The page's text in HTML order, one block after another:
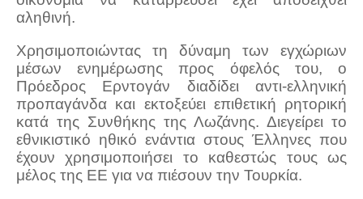
αληθινή.
Χρησιμοποιώντας τη δύναμη των εγχώριων
μέσων ενημέρωσης προς όφελός του, ο
Πρόεδρος Ερντογάν διαδίδει αντι-ελληνική
προπαγάνδα και εκτοξεύει επιθετική ρητορική
κατά της Συνθήκης της Λωζάνης. Διεγείρει το
εθνικιστικό ηθικό ενάντια στους Έλληνες που
έχουν χρησιμοποιήσει το καθεστώς τους ως
μέλος της ΕΕ για να πιέσουν την Τουρκία.